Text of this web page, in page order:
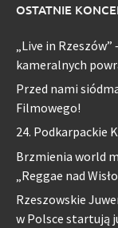
OSTATNIE
„Live in
kameralnych
Przed nami
Filmowego!
24. Podkarpackie
Brzmienia world
„Reggae nad
Rzeszowskie
w Polsce startują